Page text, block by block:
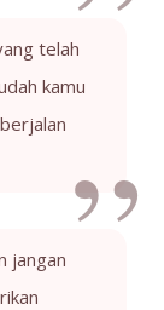
telah
kamu
jangan